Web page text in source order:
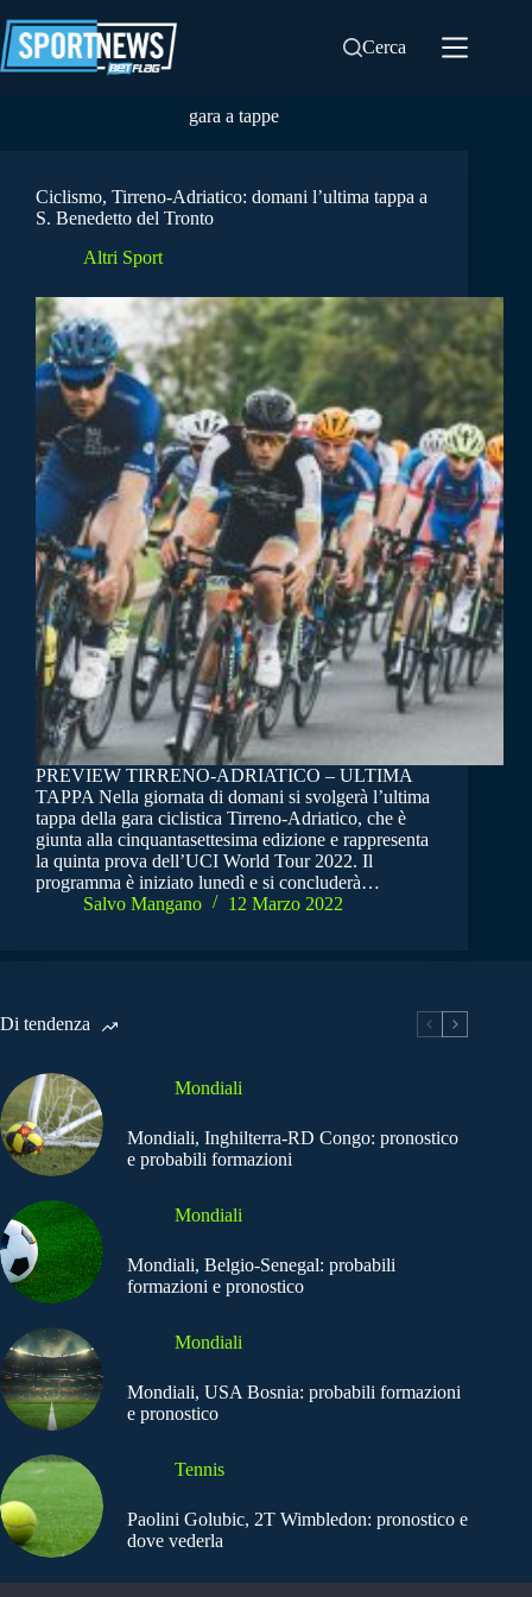
al
contenuto
Cerca
gara a tappe
Ciclismo, Tirreno-Adriatico: domani l’ultima tappa a
S. Benedetto del Tronto
Altri Sport
PREVIEW TIRRENO-ADRIATICO – ULTIMA
TAPPA Nella giornata di domani si svolgerà l’ultima
tappa della gara ciclistica Tirreno-Adriatico, che è
giunta alla cinquantasettesima edizione e rappresenta
la quinta prova dell’UCI World Tour 2022. Il
programma è iniziato lunedì e si concluderà…
Salvo Mangano
12 Marzo 2022
Di tendenza
Mondiali
Mondiali, Inghilterra-RD Congo: pronostico
e probabili formazioni
Mondiali
Mondiali, Belgio-Senegal: probabili
formazioni e pronostico
Mondiali
Mondiali, USA Bosnia: probabili formazioni
e pronostico
Tennis
Paolini Golubic, 2T Wimbledon: pronostico e
dove vederla